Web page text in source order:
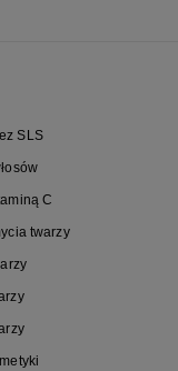
SLS
C
twarzy